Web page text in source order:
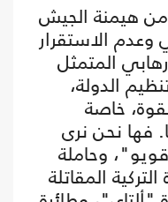
من هيمنة الجيش
وعدم الاستقرار
المتمثل
الدولة،
خاصة
فها نحن نرى
وحاملة
المقاتلة